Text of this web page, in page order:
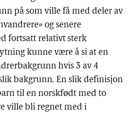
på som ville få med deler av
og senere
fortsatt relativt sterk
kunne være å si at en
hvis 3 av 4
bakgrunn. En slik definisjon
til en norskfødt med to
ville bli regnet med i